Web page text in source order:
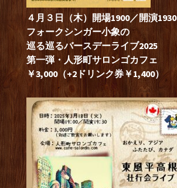
４月３日（木）開場1900／開演1930
フォークシンガー小象の
巡る巡るバースデーライブ2025
第一弾・人形町サロンゴカフェ
￥3,000（+2ドリンク券￥1,400）